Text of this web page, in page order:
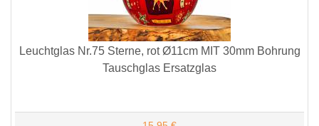
Leuchtglas Nr.75 Sterne, rot Ø11cm MIT 30mm Bohrung
Tauschglas Ersatzglas